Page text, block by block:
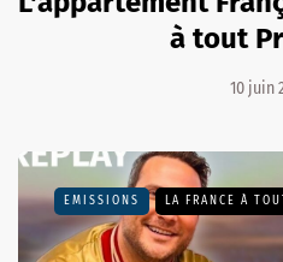
à tout
10 juin
EMISSIONS LA FRANCE À